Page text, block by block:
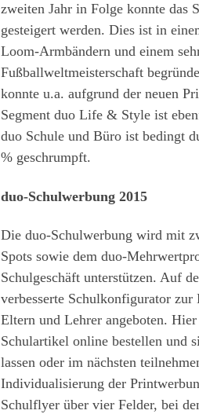
zweiten Jahr in Folge konnte das
gesteigert werden. Dies ist in
Loom-Armbändern und einem
Fußballweltmeisterschaft
konnte u.a. aufgrund der neuen
Segment duo Life & Style ist
duo Schule und Büro ist bedingt
% geschrumpft.
duo-Schulwerbung 2015
Die duo-Schulwerbung wird mit
Spots sowie dem duo-
Schulgeschäft unterstützen. Auf
verbesserte Schulkonfigurator
Eltern und Lehrer angeboten.
Schulartikel online bestellen und
lassen oder im nächsten
Individualisierung der
Schulflyer über vier Felder, bei